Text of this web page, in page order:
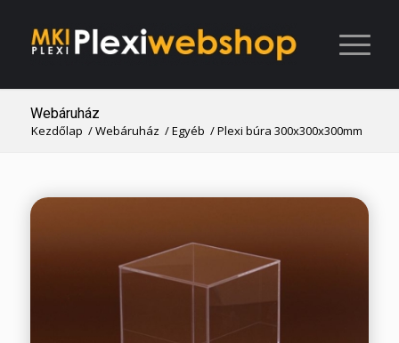
Webáruház
Kezdőlap /Webáruház /Egyéb /Plexi búra 300x300x300mm